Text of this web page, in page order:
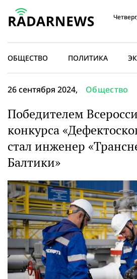
ОБЩЕСТВО ПОЛИТИКА
26 сентября 2024, Общество
Победителем
конкурса
стал инженер
Балтики»